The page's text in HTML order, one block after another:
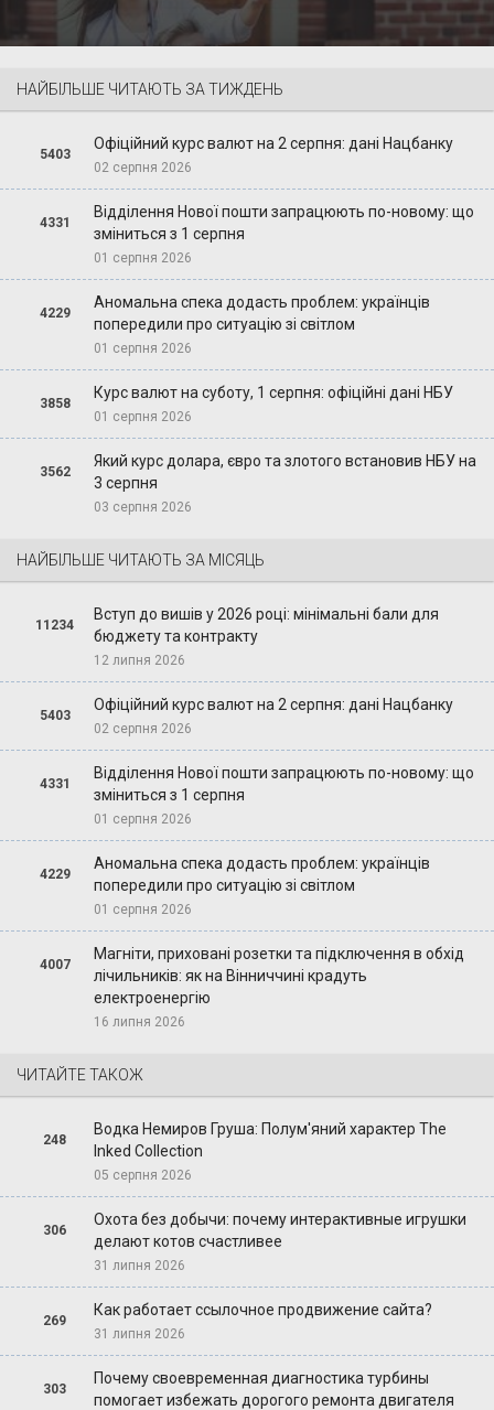
НАЙБІЛЬШЕ ЧИТАЮТЬ ЗА ТИЖДЕНЬ
5403
Офіційний курс валют на 2 серпня: дані Нацбанку
02 серпня 2026
4331
Відділення Нової пошти запрацюють по-новому: що
зміниться з 1 серпня
01 серпня 2026
4229
Аномальна спека додасть проблем: українців
попередили про ситуацію зі світлом
01 серпня 2026
3858
Курс валют на суботу, 1 серпня: офіційні дані НБУ
01 серпня 2026
3562
Який курс долара, євро та злотого встановив НБУ на
3 серпня
03 серпня 2026
НАЙБІЛЬШЕ ЧИТАЮТЬ ЗА МІСЯЦЬ
11234
Вступ до вишів у 2026 році: мінімальні бали для
бюджету та контракту
12 липня 2026
5403
Офіційний курс валют на 2 серпня: дані Нацбанку
02 серпня 2026
4331
Відділення Нової пошти запрацюють по-новому: що
зміниться з 1 серпня
01 серпня 2026
4229
Аномальна спека додасть проблем: українців
попередили про ситуацію зі світлом
01 серпня 2026
4007
Магніти, приховані розетки та підключення в обхід
лічильників: як на Вінниччині крадуть
електроенергію
16 липня 2026
ЧИТАЙТЕ ТАКОЖ
248
Водка Немиров Груша: Полум'яний характер The
Inked Collection
05 серпня 2026
306
Охота без добычи: почему интерактивные игрушки
делают котов счастливее
31 липня 2026
269
Как работает ссылочное продвижение сайта?
31 липня 2026
303
Почему своевременная диагностика турбины
помогает избежать дорогого ремонта двигателя